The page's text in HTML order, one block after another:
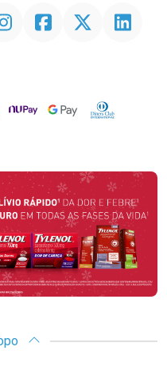
FacebookTwitter Linkedin
NuPay Google PayDiners Club